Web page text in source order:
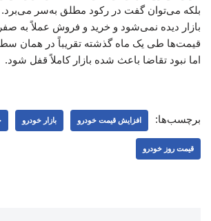
بلکه می‌توان گفت در رکود مطلق به‌سر می‌برد.
بازار دیده نمی‌شود و خرید و فروش عملاً به
قیمت‌ها طی یک ماه گذشته تقریباً در همان
اما نبود تقاضا باعث شده بازار کاملاً قفل شود.
برچسب‌ها: افزایش قیمت خودرو بازار خودرو
قیمت روز خودرو